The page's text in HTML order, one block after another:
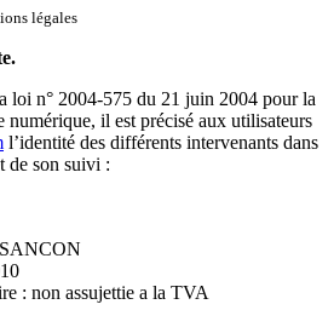
légales
loi n° 2004-575 du 21 juin 2004 pour la
numérique, il est précisé aux utilisateurs
l’identité des différents intervenants dans
de son suivi :
: non assujettie a la TVA